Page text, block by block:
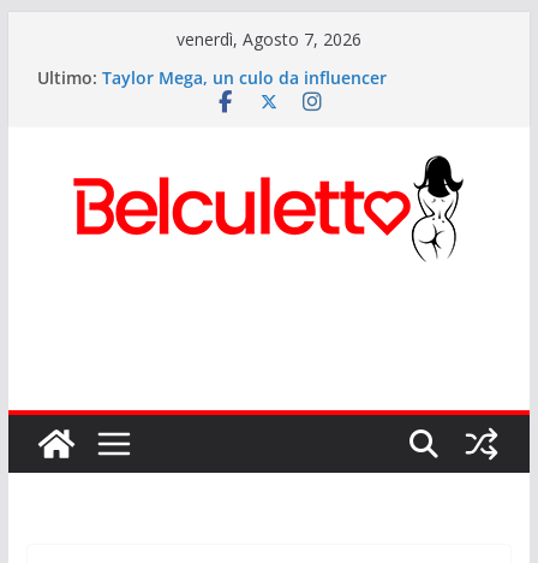
venerdì, Agosto 7, 2026
Ultimo: Taylor Mega, un culo da influencer
Elettra Lamborghini: i segreti del culetto più
Anitta: il Lato B più potente del pop mondiale
Sexy Giorgia il lato b di Onlyfans
Rihanna ed il suo lato b musicale